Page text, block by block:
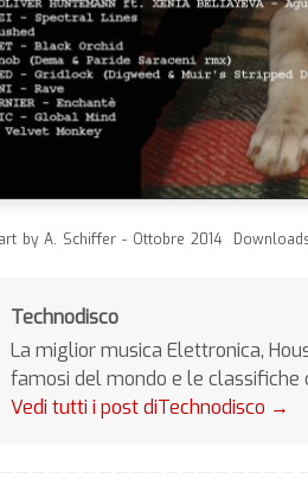
by A. Schiffer - Ottobre 2014
Technodisco
La miglior musica Elettronica,
famosi del mondo e le classifiche
Vedi tutti i post diTechnodisco →